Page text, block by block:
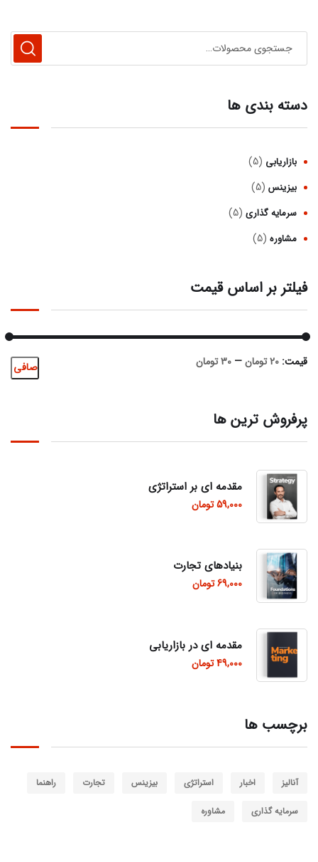
دسته بندی ها
بازاریابی (5)
بیزینس (5)
سرمایه گذاری (5)
مشاوره (5)
فیلتر بر اساس قیمت
صافی قيمت: 20 تومان — 30 تومان
پرفروش ترین ها
مقدمه ای بر استراتژی
59,000تومان
بنیادهای تجارت
69,000تومان
مقدمه ای در بازاریابی
49,000تومان
برچسب ها
آنالیز اخبار استراتژی بیزینس تجارت راهنما
سرمایه گذاری مشاوره